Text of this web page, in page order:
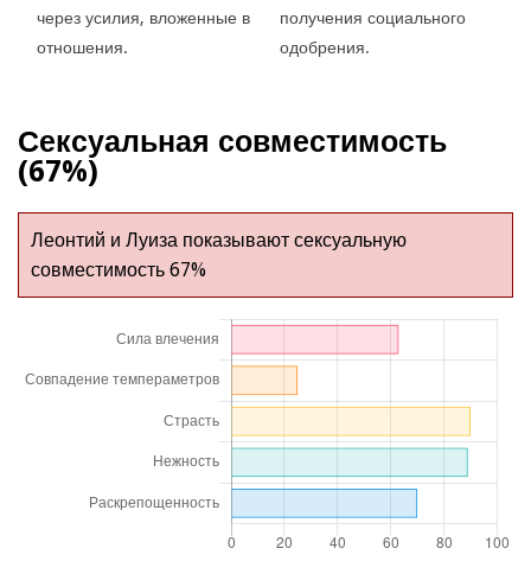
через усилия, вложенные в
отношения.
получения социального
одобрения.
Сексуальная совместимость
(67%)
Леонтий и Луиза показывают сексуальную
совместимость 67%